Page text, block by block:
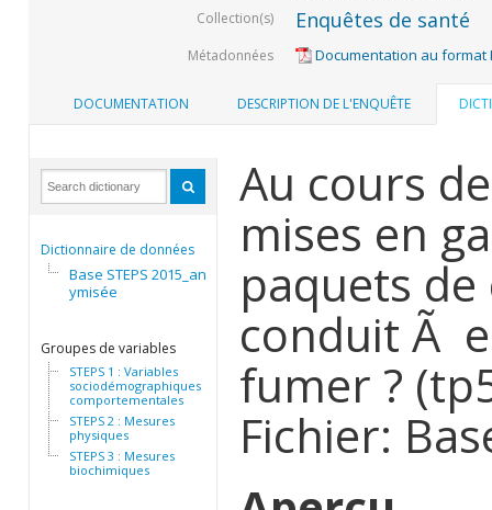
Collection(s) Enquêtes de santé
Métadonnées Documentation au format
DOCUMENTATION DESCRIPTION DE L'ENQUÊTE
Dictionnaire de données
Base STEPS 2015_anon
ymisée
Groupes de variables
STEPS 1 : Variables
sociodémographiques et
comportementales
STEPS 2 : Mesures
physiques
STEPS 3 : Mesures
biochimiques
Au cours
mises en
paquets
conduit Ã
fumer ?
Fichier: